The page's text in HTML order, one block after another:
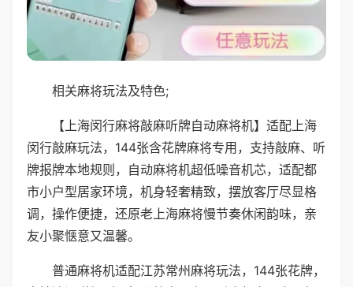
相关麻将玩法及特色;
【上海闵行麻将敲麻听牌自动麻将机】适配上海
闵行敲麻玩法，144张含花牌麻将专用，支持敲麻、听
牌报牌本地规则，自动麻将机超低噪音机芯，适配都
市小户型居家环境，机身轻奢精致，摆放客厅尽显格
调，操作便捷，还原老上海麻将慢节奏休闲韵味，亲
友小聚惬意又温馨。
普通麻将机适配江苏常州麻将玩法，144张花牌，